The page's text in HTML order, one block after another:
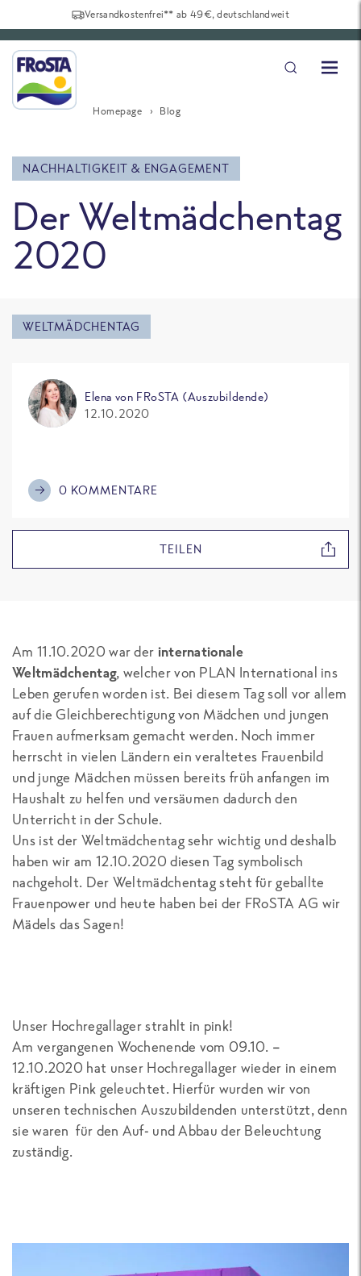
Versandkostenfrei** ab 49€, deutschlandweit
Homepage Blog
NACHHALTIGKEIT & ENGAGEMENT
Der Weltmädchentag
2020
WELTMÄDCHENTAG
Elena von FRoSTA (Auszubildende)
12.10.2020
0 KOMMENTARE
TEILEN
Am 11.10.2020 war der internationale
Weltmädchentag, welcher von PLAN International ins
Leben gerufen worden ist. Bei diesem Tag soll vor allem
auf die Gleichberechtigung von Mädchen und jungen
Frauen aufmerksam gemacht werden. Noch immer
herrscht in vielen Ländern ein veraltetes Frauenbild
und junge Mädchen müssen bereits früh anfangen im
Haushalt zu helfen und versäumen dadurch den
Unterricht in der Schule.
Uns ist der Weltmädchentag sehr wichtig und deshalb
haben wir am 12.10.2020 diesen Tag symbolisch
nachgeholt. Der Weltmädchentag steht für geballte
Frauenpower und heute haben bei der FRoSTA AG wir
Mädels das Sagen!
Unser Hochregallager strahlt in pink!
Am vergangenen Wochenende vom 09.10. –
12.10.2020 hat unser Hochregallager wieder in einem
kräftigen Pink geleuchtet. Hierfür wurden wir von
unseren technischen Auszubildenden unterstützt, denn
sie waren für den Auf- und Abbau der Beleuchtung
zuständig.